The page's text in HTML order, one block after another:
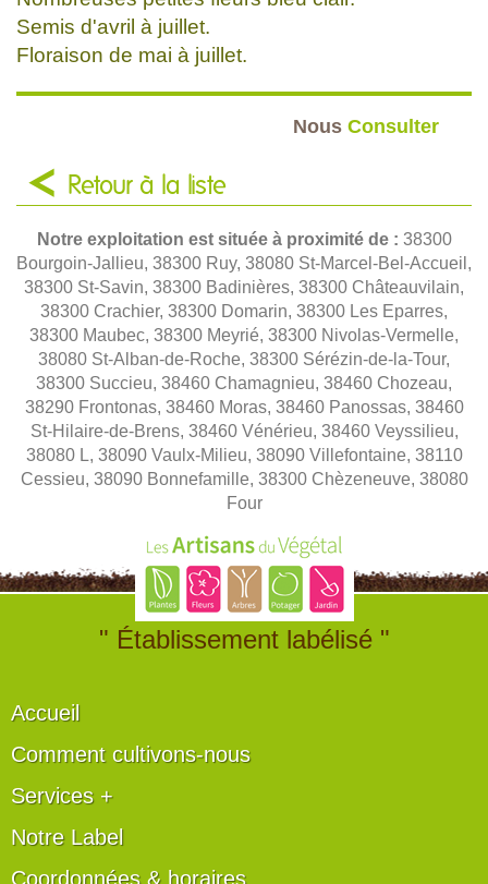
Semis d'avril à juillet.
Floraison de mai à juillet.
Nous Consulter
Retour à la liste
Notre exploitation est située à proximité de : 38300
Bourgoin-Jallieu, 38300 Ruy, 38080 St-Marcel-Bel-Accueil,
38300 St-Savin, 38300 Badinières, 38300 Châteauvilain,
38300 Crachier, 38300 Domarin, 38300 Les Eparres,
38300 Maubec, 38300 Meyrié, 38300 Nivolas-Vermelle,
38080 St-Alban-de-Roche, 38300 Sérézin-de-la-Tour,
38300 Succieu, 38460 Chamagnieu, 38460 Chozeau,
38290 Frontonas, 38460 Moras, 38460 Panossas, 38460
St-Hilaire-de-Brens, 38460 Vénérieu, 38460 Veyssilieu,
38080 L, 38090 Vaulx-Milieu, 38090 Villefontaine, 38110
Cessieu, 38090 Bonnefamille, 38300 Chèzeneuve, 38080
Four
" Établissement labélisé "
Accueil
Comment cultivons-nous
Services +
Notre Label
Coordonnées & horaires